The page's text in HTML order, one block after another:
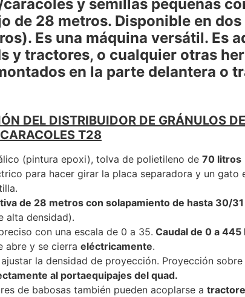
y semillas pequeñas
de 28 metros.Disponible en
Es una máquina versátil. Es
y tractores, o cualquier otras
en la parte delantera o
DEL DISTRIBUIDOR DE GRÁNULOS DE
T28
(pintura epoxi), tolva de polietileno de 70 litros
para hacer girar la placa separadora y un gato
de 28 metros con solapamiento de hasta 30/
alta densidad).
con una escala de 0 a 35. Caudal de 0 a 445
abre y se cierra eléctricamente.
la densidad de proyección. Proyección sobre
al portaequipajes del quad.
de babosas también pueden acoplarse a